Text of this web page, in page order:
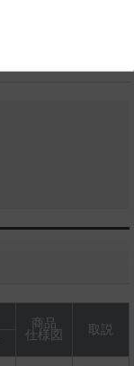
商品
仕様図
取説